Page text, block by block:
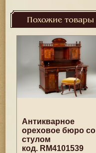
Похожие товары
Антикварное
ореховое бюро со
стулом
код. RM4101539